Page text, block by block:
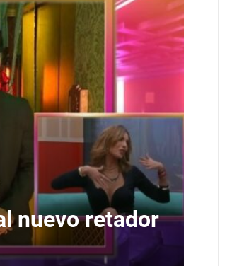
nuevo retador